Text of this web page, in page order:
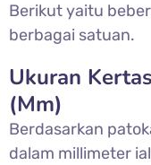
Berikut yaitu
berbagai satuan.
Ukuran
(Mm)
Berdasarkan
dalam millimeter